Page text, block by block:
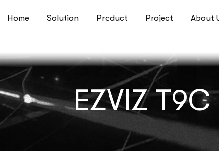
Home Solution Product Project About
EZVIZ T9C